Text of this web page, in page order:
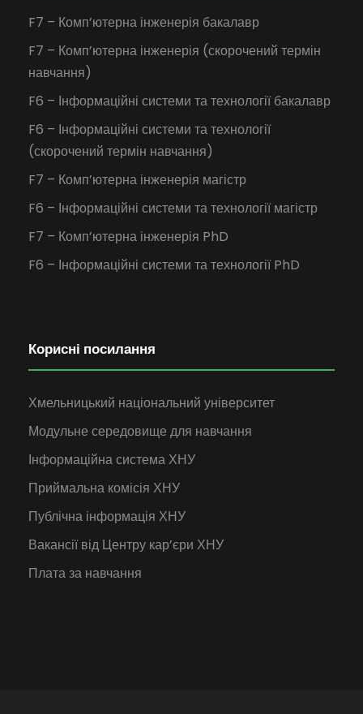
F7 – Комп’ютерна інженерія бакалавр
F7 – Комп’ютерна інженерія (скорочений термін
навчання)
F6 – Інформаційні системи та технології бакалавр
F6 – Інформаційні системи та технології
(скорочений термін навчання)
F7 – Комп’ютерна інженерія магістр
F6 – Інформаційні системи та технології магістр
F7 – Комп’ютерна інженерія PhD
F6 – Інформаційні системи та технології PhD
Корисні посилання
Хмельницький національний університет
Модульне середовище для навчання
Інформаційна система ХНУ
Приймальна комісія ХНУ
Публічна інформація ХНУ
Вакансії від Центру кар’єри ХНУ
Плата за навчання